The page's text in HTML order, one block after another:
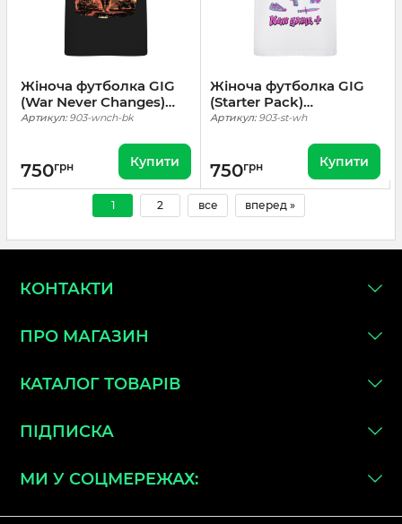
Жіноча футболка GIG
(War Never Changes)
Оверсайз. Чорний
Артикул:903-wnch-bk
750грн Купити
Жіноча футболка GIG
(Starter Pack)
Оверсайз. Білий
Артикул:903-st-wh
750грн Купити
1 2 все вперед »
КОНТАКТИ
ПРО МАГАЗИН
КАТАЛОГ ТОВАРІВ
ПІДПИСКА
МИ У СОЦМЕРЕЖАХ: